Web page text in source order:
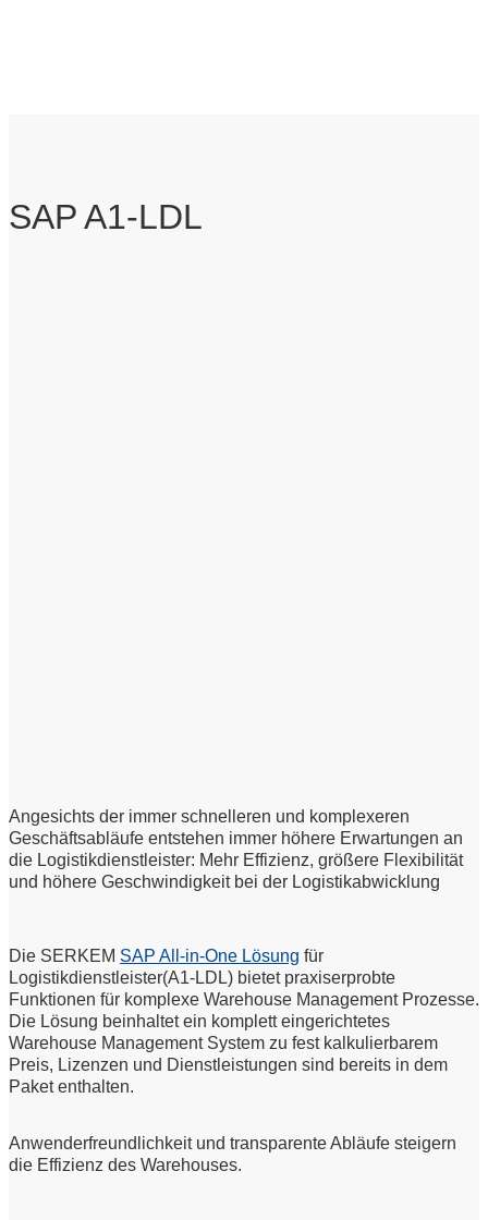
SAP A1-LDL
Angesichts der immer schnelleren und komplexeren
Geschäftsabläufe entstehen immer höhere Erwartungen an
die Logistikdienstleister: Mehr Effizienz, größere Flexibilität
und höhere Geschwindigkeit bei der Logistikabwicklung
Die SERKEM SAP All-in-One Lösung für
Logistikdienstleister(A1-LDL) bietet praxiserprobte
Funktionen für komplexe Warehouse Management Prozesse.
Die Lösung beinhaltet ein komplett eingerichtetes
Warehouse Management System zu fest kalkulierbarem
Preis, Lizenzen und Dienstleistungen sind bereits in dem
Paket enthalten.
Anwenderfreundlichkeit und transparente Abläufe steigern
die Effizienz des Warehouses.